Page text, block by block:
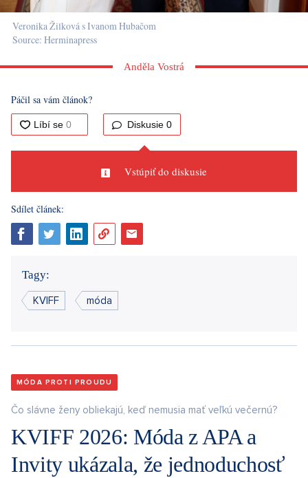
Veronika Žilková s Ivanom Hubačom
Source: Herminapress
Anděla Vostrá
Páčil sa vám článok?
Diskusie 0
Vstúpiť do diskusie
Sdílet článek:
Tagy:
KVIFF móda
MÓDA PROTI PROUDU
Čo slávne ženy obliekajú, keď nemusia mať veľkú večernú?
KVIFF 2026: Móda z APA a
Invity ukázala, že jednoduchosť